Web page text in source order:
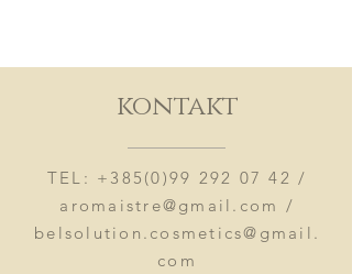
kontakt
TEL: +385(0)99 292 07 42 /
aromaistre@gmail.com /
belsolution.cosmetics@gmail.
com